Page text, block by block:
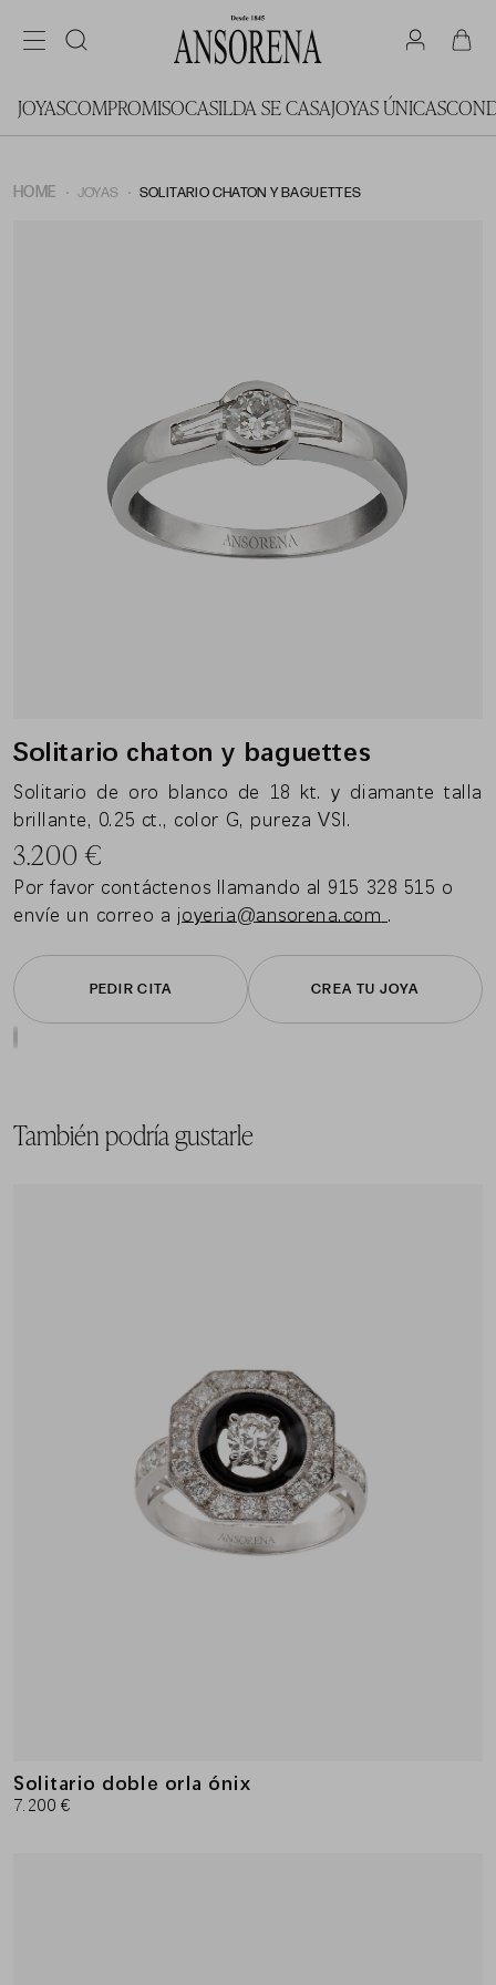
JOYASCOMPROMISOCASILDA SE CASAJOYAS ÚNICAS
HOME JOYAS SOLITARIO CHATON Y BAGUETTES
Solitario chaton y baguettes
Solitario de oro blanco de 18 kt. y diamante talla
brillante, 0.25 ct., color G, pureza VSI.
3.200€
Por favor contáctenos llamando al 915 328 515 o
envíe un correo a joyeria@ansorena.com .
PEDIR CITA CREA TU JOYA
También podría gustarle
Solitario doble orla ónix
7.200 €